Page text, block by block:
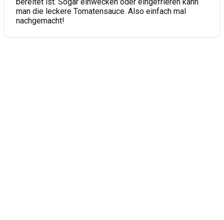
man die leckere Tomatensauce. Also einfach mal
nachgemacht!